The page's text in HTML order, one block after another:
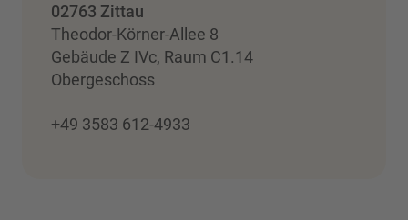
02763 Zittau
Theodor-Körner-Allee 8
Gebäude Z IVc, Raum C1.14
Obergeschoss
+49 3583 612-4933